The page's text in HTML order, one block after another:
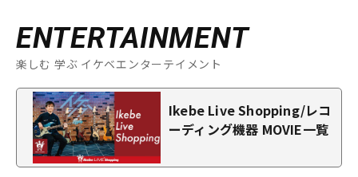
ENTERTAINMENT
楽しむ 学ぶ イケベエンターテイメント
Ikebe Live Shopping/レコ
ーディング機器 MOVIE一覧